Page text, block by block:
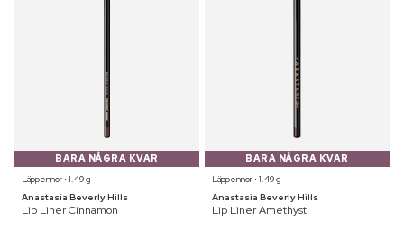
BARA NÅGRA KVAR
Läppennor ⋅ 1.49 g
Anastasia Beverly Hills
Lip Liner Cinnamon
BARA NÅGRA KVAR
Läppennor ⋅ 1.49 g
Anastasia Beverly Hills
Lip Liner Amethyst